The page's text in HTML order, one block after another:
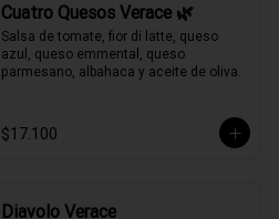
Cuatro Quesos Verace 🌿
Salsa de tomate, fior di latte, queso
azul, queso emmental, queso
parmesano, albahaca y aceite de oliva.
$17.100
Diavolo Verace